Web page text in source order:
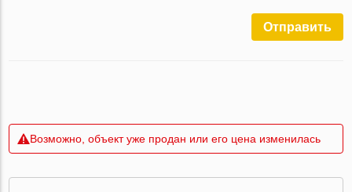
Отправить
Возможно, объект уже продан или его цена изменилась